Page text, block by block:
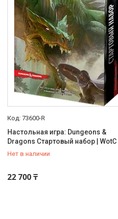
Доставка и оплата
Отзывы
О нас
Часто задаваемые вопросы
73600-R
Настольная игра: Dungeons &
Dragons Стартовый набор | WotC
Нет в наличии
22 700 ₸
+7 (707) 816-14-12